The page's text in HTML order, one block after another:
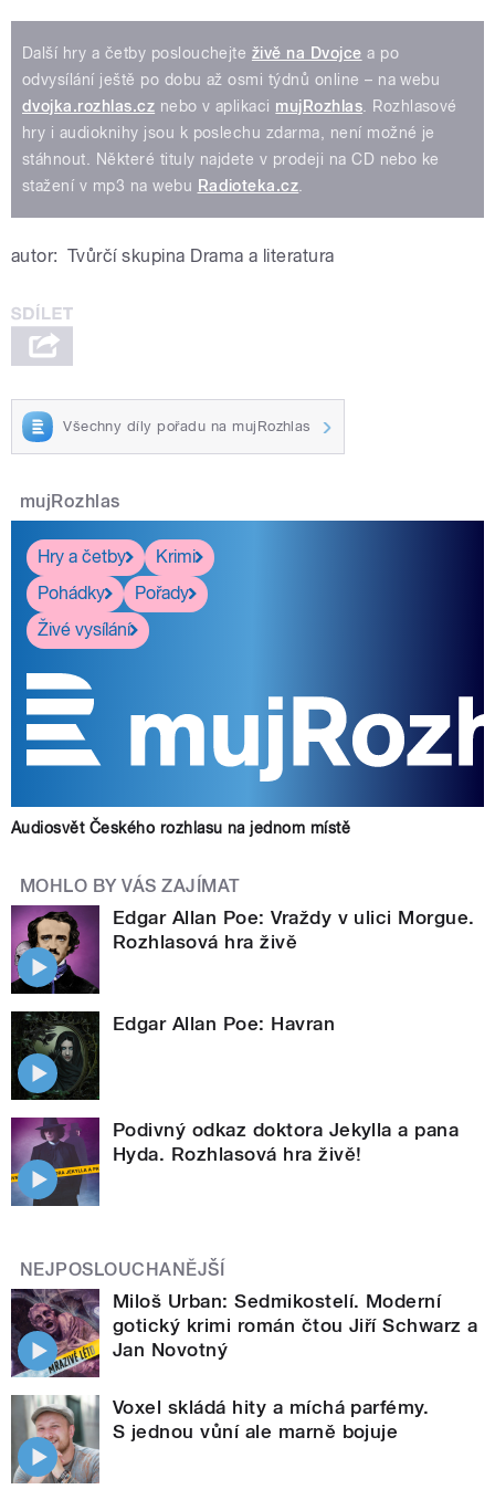
688693328798417
Další hry a četby poslouchejte živě na Dvojce a po
odvysílání ještě po dobu až osmi týdnů online – na webu
dvojka.rozhlas.cz nebo v aplikaci mujRozhlas. Rozhlasové
hry i audioknihy jsou k poslechu zdarma, není možné je
stáhnout. Některé tituly najdete v prodeji na CD nebo ke
stažení v mp3 na webu Radioteka.cz.
autor: Tvůrčí skupina Drama a literatura
Všechny díly pořadu na mujRozhlas
mujRozhlas
Hry a četby
Krimi
Pohádky
Pořady
Živé vysílání
Audiosvět Českého rozhlasu na jednom místě
MOHLO BY VÁS ZAJÍMAT
Edgar Allan Poe: Vraždy v ulici Morgue.
Rozhlasová hra živě
Edgar Allan Poe: Havran
Podivný odkaz doktora Jekylla a pana
Hyda. Rozhlasová hra živě!
NEJPOSLOUCHANĚJŠÍ
Miloš Urban: Sedmikostelí. Moderní
gotický krimi román čtou Jiří Schwarz a
Jan Novotný
Voxel skládá hity a míchá parfémy.
S jednou vůní ale marně bojuje